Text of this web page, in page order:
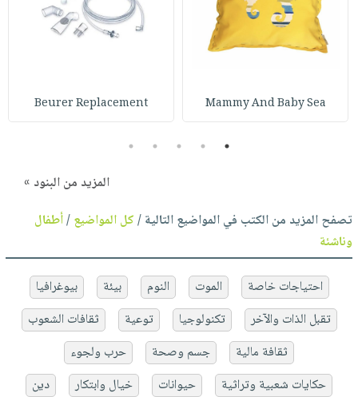
Mammy And Baby Sea
Beurer Replacement
1
2
3
4
5
المزيد من البنود »
تصفح المزيد من الكتب في المواضيع التالية /كل المواضيع/أطفال
وناشئة
احتياجات خاصة الموت النوم بيئة
بيوغرافيا
تقبل الذات والآخر
تكنولوجيا توعية
ثقافات الشعوب
ثقافة مالية
جسم وصحة
حرب ولجوء
حكايات شعبية وتراثية
حيوانات خيال وابتكار
دين